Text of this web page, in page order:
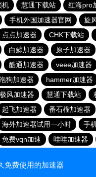
机 慧通下载站 红海pro
手机外国加速器官网
旋
点点加速器 CHK下载站
白鲸加速器 原子加速器
酷通加速器 veee加速器
狗加速器 hammer加速器
极风加速器 慧通下载站
起飞加速器 番石榴加速器
海外加速器试用一小时
手
免费vqn加速 哇哇加速器
免费使用的加速器